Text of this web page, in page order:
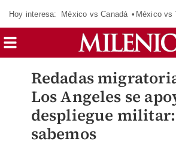
Hoy interesa: México vs Canadá México vs
Redadas
Los Angeles se
despliegue
sabemos